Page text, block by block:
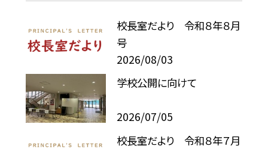
校長室だより 令和８年８月
号
2026/08/03
学校公開に向けて
2026/07/05
校長室だより 令和８年７月